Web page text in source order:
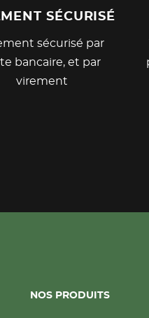
SÉCURISÉ
sécurisé par
bancaire, et par
virement
NOS PRODUITS